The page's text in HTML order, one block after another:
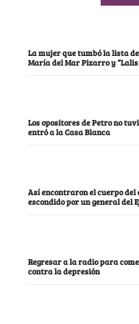
La mujer que tumbó la lista
María del Mar Pizarro y “Lalis
Los opositores de Petro no
entró a la Casa Blanca
Así encontraron el cuerpo del
escondido por un general del
Regresar a la radio para
contra la depresión